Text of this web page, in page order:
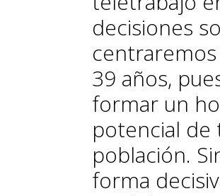
decisiones
39 años,
formar un
potencial de
población.
forma